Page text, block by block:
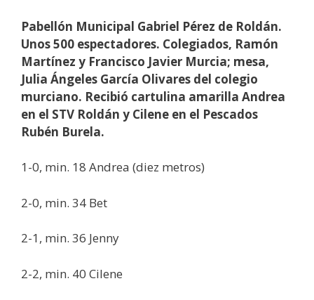
Pabellón Municipal Gabriel Pérez de Roldán.
Unos 500 espectadores. Colegiados, Ramón
Martínez y Francisco Javier Murcia; mesa,
Julia Ángeles García Olivares del colegio
murciano. Recibió cartulina amarilla Andrea
en el STV Roldán y Cilene en el Pescados
Rubén Burela.
1-0, min. 18 Andrea (diez metros)
2-0, min. 34 Bet
2-1, min. 36 Jenny
2-2, min. 40 Cilene